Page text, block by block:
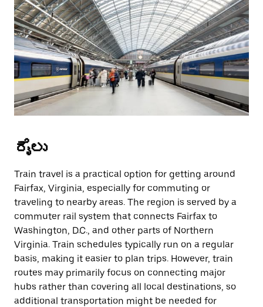
ರೈಲು
Train travel is a practical option for getting around
Fairfax, Virginia, especially for commuting or
traveling to nearby areas. The region is served by a
commuter rail system that connects Fairfax to
Washington, D.C., and other parts of Northern
Virginia. Train schedules typically run on a regular
basis, making it easier to plan trips. However, train
routes may primarily focus on connecting major
hubs rather than covering all local destinations, so
additional transportation might be needed for